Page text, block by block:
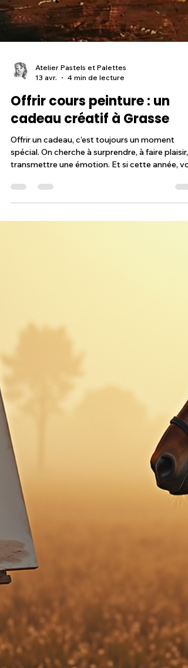
13 avr.
4 min de lecture
Offrir cours peinture : un
cadeau créatif à Grasse
Offrir un cadeau, c’est toujours un moment
enrichissante e